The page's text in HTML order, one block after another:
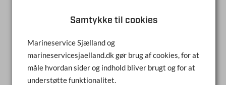
LÆS MERE
Samtykke til cookies
Marineservice Sjælland og
marineservicesjaelland.dk gør brug af cookies, for at
måle hvordan sider og indhold bliver brugt og for at
understøtte funktionalitet.